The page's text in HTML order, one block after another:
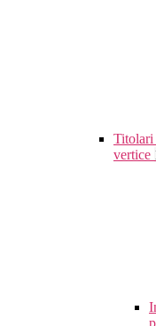
Titolari
vertice